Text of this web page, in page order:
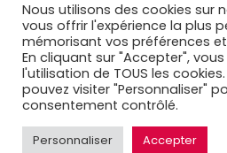
Nous utilisons des cookies sur
vous offrir l'expérience la plus
mémorisant vos préférences
En cliquant sur "Accepter",
l'utilisation de TOUS les
pouvez visiter "Personnaliser"
consentement contrôlé.
Personnaliser Accepter